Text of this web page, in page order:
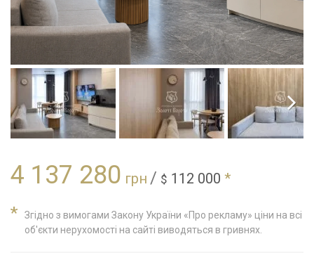
4 137 280 грн / $ 112 000 *
*
Згідно з вимогами Закону України «Про рекламу» ціни на всі
об'єкти нерухомості на сайті виводяться в гривнях.